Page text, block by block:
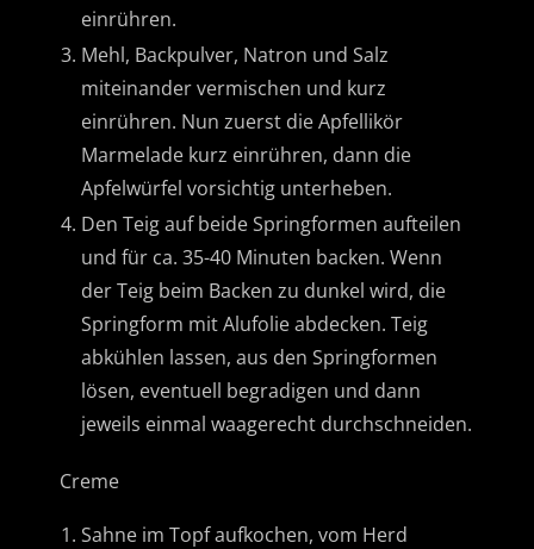
einrühren.
Mehl, Backpulver, Natron und Salz
miteinander vermischen und kurz
einrühren. Nun zuerst die Apfellikör
Marmelade kurz einrühren, dann die
Apfelwürfel vorsichtig unterheben.
Den Teig auf beide Springformen aufteilen
und für ca. 35-40 Minuten backen. Wenn
der Teig beim Backen zu dunkel wird, die
Springform mit Alufolie abdecken. Teig
abkühlen lassen, aus den Springformen
lösen, eventuell begradigen und dann
jeweils einmal waagerecht durchschneiden.
Creme
Sahne im Topf aufkochen, vom Herd